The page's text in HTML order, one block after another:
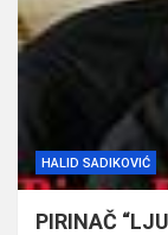
HALID SADIKOVIĆ
PIRINAČ